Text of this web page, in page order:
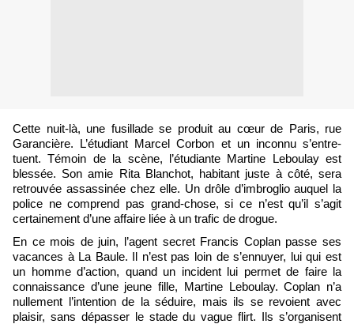
Cette nuit-là, une fusillade se produit au cœur de Paris, rue
Garancière. L’étudiant Marcel Corbon et un inconnu s’entre-
tuent. Témoin de la scène, l’étudiante Martine Leboulay est
blessée. Son amie Rita Blanchot, habitant juste à côté, sera
retrouvée assassinée chez elle. Un drôle d’imbroglio auquel la
police ne comprend pas grand-chose, si ce n’est qu’il s’agit
certainement d’une affaire liée à un trafic de drogue.
En ce mois de juin, l’agent secret Francis Coplan passe ses
vacances à La Baule. Il n’est pas loin de s’ennuyer, lui qui est
un homme d’action, quand un incident lui permet de faire la
connaissance d’une jeune fille, Martine Leboulay. Coplan n’a
nullement l’intention de la séduire, mais ils se revoient avec
plaisir, sans dépasser le stade du vague flirt. Ils s’organisent